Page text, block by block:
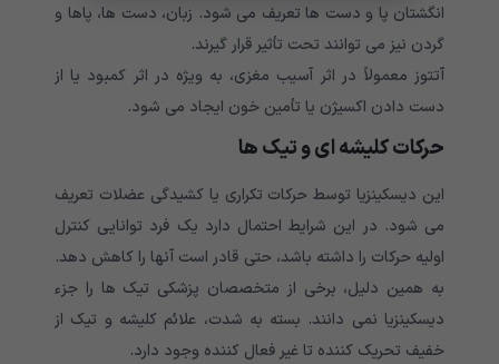
انگشتان پا و دست ها تعریف می شود. زبان، دست ها، پاها و
گردن نیز می توانند تحت تأثیر قرار گیرند.
آتتوز معمولاً در اثر آسیب مغزی، به ویژه در اثر کمبود یا از
دست دادن اکسیژن یا تأمین خون ایجاد می شود.
حرکات کلیشه ای و تیک ها
این دیسکینزیا توسط حرکات تکراری یا کشیدگی عضلات تعریف
می شود. در این شرایط احتمال دارد یک فرد توانایی کنترل
اولیه حرکات را داشته باشد، حتی قادر است آنها را کاهش دهد.
به همین دلیل، برخی از متخصصان پزشکی تیک ها را جزء
دیسکینزیا نمی دانند. بسته به شدت، علائم کلیشه و تیک از
خفیف تحریک کننده تا غیر فعال کننده وجود دارد.